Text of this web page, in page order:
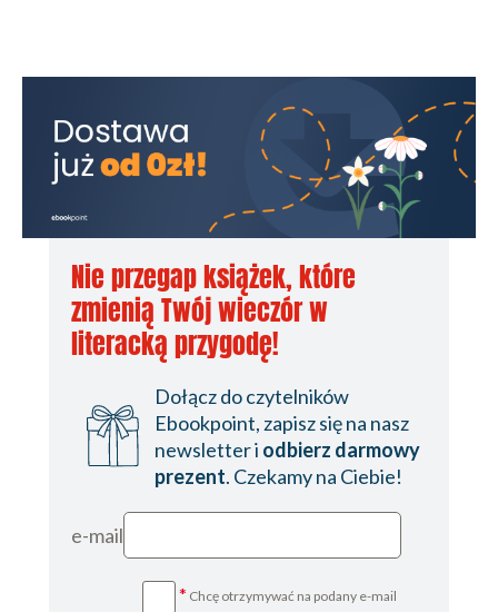
Nie przegap książek, które
zmienią Twój wieczór w
literacką przygodę!
Dołącz do czytelników
Ebookpoint, zapisz się na nasz
newsletter i odbierz darmowy
prezent. Czekamy na Ciebie!
e-mail
* Chcę otrzymywać na podany e-mail